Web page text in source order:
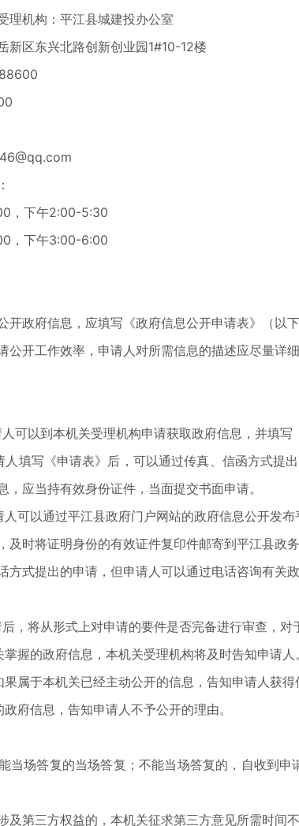
理机构：平江县城建投办公室
新区东兴北路创新创业园1#10-12楼
，下午2:00-5:30
，下午3:00-6:00
开政府信息，应填写《政府信息公开申请表》（以下
公开工作效率，申请人对所需信息的描述应尽量
人可以到本机关受理机构申请获取政府信息，并填
人填写《申请表》后，可以通过传真、信函方式
，应当持有效身份证件，当面提交书面申请。
人可以通过平江县政府门户网站的政府信息公开发
及时将证明身份的有效证件复印件邮寄到平江县政
方式提出的申请，但申请人可以通过电话咨询有关政
后，将从形式上对申请的要件是否完备进行审查，
掌握的政府信息，本机关受理机构将及时告知申请
果属于本机关已经主动公开的信息，告知申请人获得
政府信息，告知申请人不予公开的理由。
当场答复的当场答复；不能当场答复的，自收到
及第三方权益的，本机关征求第三方意见所需时间不